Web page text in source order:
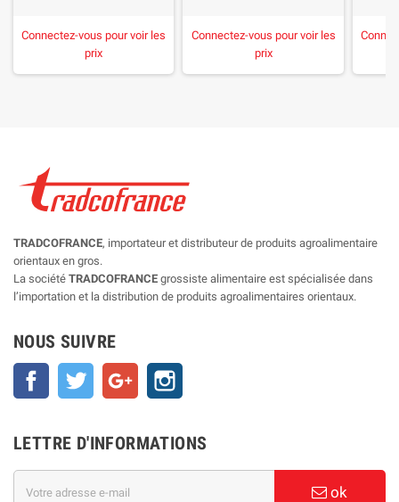
Connectez-vous pour voir les
prix
Connectez-vous pour voir les
prix
TRADCOFRANCE, importateur et distributeur de produits agroalimentaire
orientaux en gros.
La société TRADCOFRANCE grossiste alimentaire est spécialisée dans
l’importation et la distribution de produits agroalimentaires orientaux.
NOUS SUIVRE
Facebook Twitter Google+
LETTRE D'INFORMATIONS
ok